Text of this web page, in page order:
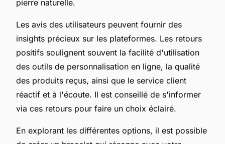
pierre naturelle.
Les avis des utilisateurs peuvent fournir des
insights précieux sur les plateformes. Les retours
positifs soulignent souvent la facilité d'utilisation
des outils de personnalisation en ligne, la qualité
des produits reçus, ainsi que le service client
réactif et à l'écoute. Il est conseillé de s'informer
via ces retours pour faire un choix éclairé.
En explorant les différentes options, il est possible